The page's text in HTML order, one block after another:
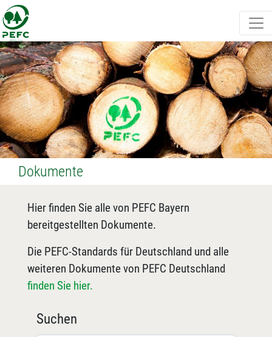
Dokumente
Hier finden Sie alle von PEFC Bayern
bereitgestellten Dokumente.
Die PEFC-Standards für Deutschland und alle
weiteren Dokumente von PEFC Deutschland
finden Sie hier.
Suchen